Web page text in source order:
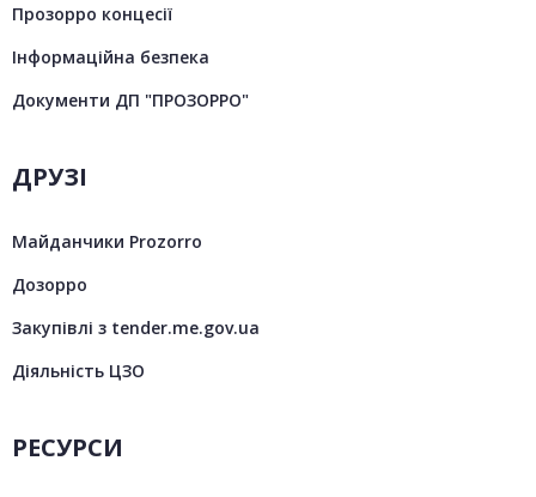
Прозорро концесії
Інформаційна безпека
Документи ДП "ПРОЗОРРО"
ДРУЗІ
Майданчики Prozorro
Дозорро
Закупівлі з tender.me.gov.ua
Діяльність ЦЗО
РЕСУРСИ